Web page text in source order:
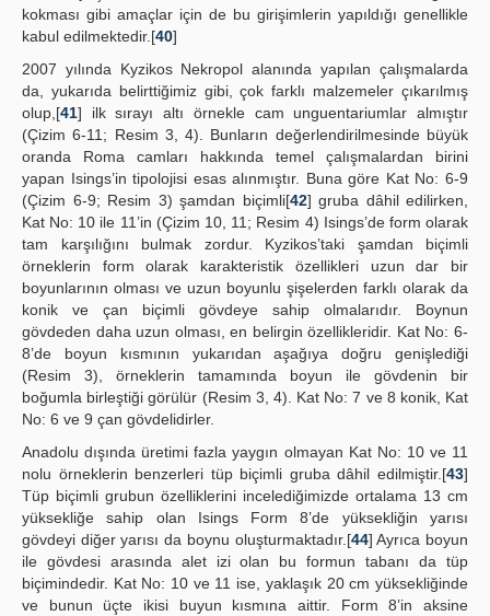
kokması gibi amaçlar için de bu girişimlerin yapıldığı genellikle
kabul edilmektedir.[40]
2007 yılında Kyzikos Nekropol alanında yapılan çalışmalarda
da, yukarıda belirttiğimiz gibi, çok farklı malzemeler çıkarılmış
olup,[41] ilk sırayı altı örnekle cam unguentariumlar almıştır
(Çizim 6-11; Resim 3, 4). Bunların değerlendirilmesinde büyük
oranda Roma camları hakkında temel çalışmalardan birini
yapan Isings’in tipolojisi esas alınmıştır. Buna göre Kat No: 6-9
(Çizim 6-9; Resim 3) şamdan biçimli[42] gruba dâhil edilirken,
Kat No: 10 ile 11’in (Çizim 10, 11; Resim 4) Isings’de form olarak
tam karşılığını bulmak zordur. Kyzikos’taki şamdan biçimli
örneklerin form olarak karakteristik özellikleri uzun dar bir
boyunlarının olması ve uzun boyunlu şişelerden farklı olarak da
konik ve çan biçimli gövdeye sahip olmalarıdır. Boynun
gövdeden daha uzun olması, en belirgin özellikleridir. Kat No: 6-
8’de boyun kısmının yukarıdan aşağıya doğru genişlediği
(Resim 3), örneklerin tamamında boyun ile gövdenin bir
boğumla birleştiği görülür (Resim 3, 4). Kat No: 7 ve 8 konik, Kat
No: 6 ve 9 çan gövdelidirler.
Anadolu dışında üretimi fazla yaygın olmayan Kat No: 10 ve 11
nolu örneklerin benzerleri tüp biçimli gruba dâhil edilmiştir.[43]
Tüp biçimli grubun özelliklerini incelediğimizde ortalama 13 cm
yüksekliğe sahip olan Isings Form 8’de yüksekliğin yarısı
gövdeyi diğer yarısı da boynu oluşturmaktadır.[44] Ayrıca boyun
ile gövdesi arasında alet izi olan bu formun tabanı da tüp
biçimindedir. Kat No: 10 ve 11 ise, yaklaşık 20 cm yüksekliğinde
ve bunun üçte ikisi buyun kısmına aittir. Form 8’in aksine